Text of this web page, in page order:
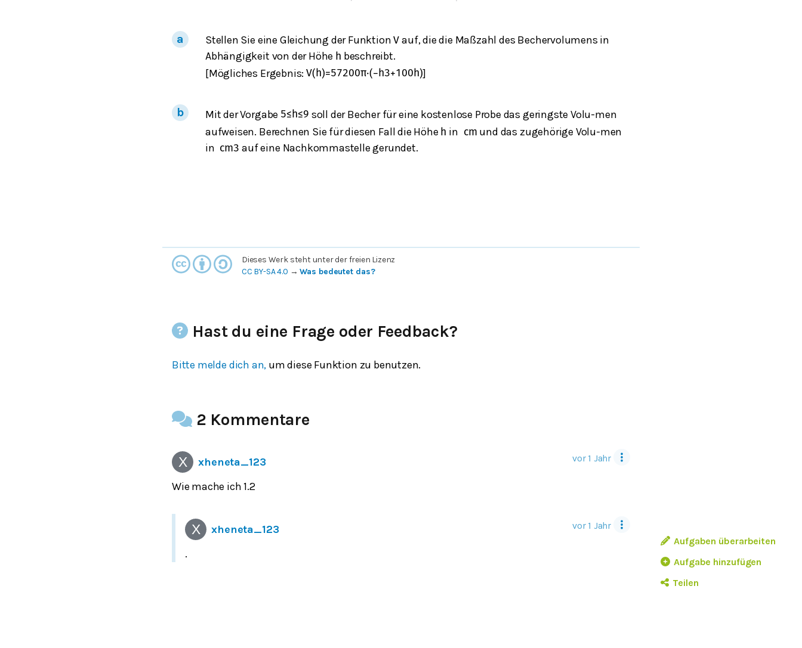
Stellen Sie eine Gleichung der FunktionV auf, die die Maßzahl des Bechervolumens in
Abhängigkeit von der Höhe h beschreibt.
[Mögliches Ergebnis: V( h)=57200π⋅(− h3+100 h)]
Mit der Vorgabe 5≤ h≤9 soll der Becher für eine kostenlose Probe das geringste Volu-men
aufweisen. Berechnen Sie für diesen Fall die Höhe h in cm und das zugehörige Volu-men
in cm3 auf eine Nachkommastelle gerundet.
Dieses Werk steht unter der freien Lizenz
CC BY-SA 4.0 →Was bedeutet das?
Aufgaben überarbeiten
Aufgabe hinzufügen
Teilen
Hast du eine Frage oder Feedback?
Bitte melde dich an, um diese Funktion zu benutzen.
2 Kommentare
xheneta_123 vor 1 Jahr
Wie mache ich 1.2
xheneta_123 vor 1 Jahr
.